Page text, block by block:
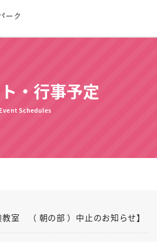
・行事予定
Event Schedules
教室 （ 朝の部 ）中止のお知らせ】